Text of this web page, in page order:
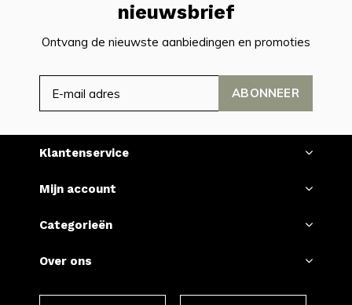
nieuwsbrief
Ontvang de nieuwste aanbiedingen en promoties
ABONNEER
Klantenservice
Mijn account
Categorieën
Over ons